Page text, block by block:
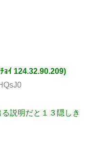
ｮｲ 124.32.90.209)
説明だと１３隠しき